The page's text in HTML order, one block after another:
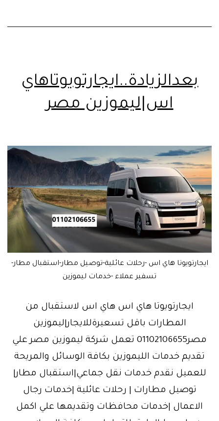
بعدالزيادة..ايجارتويوتاهاي
اس|ليموزين مصر
ايجارتويوتا هاي اس -رحلات عائلية-توصيل مطار-استقبال مطار-
تسفير عملاء -خدمات ليموزين
ايجارتويوتا هاي اس هاي اس لاستقبال من
المطارات باقل تسعيرةللايجار|ليموزين
مصر01102106655 تعمل شركة ليموزين مصر علي
تقديم خدمات الليموزين بكافة الوسائل والمريحة
للعميل نقدم خدمات نقل جماعي|استقبال مطار|
توصيل مطارات | رحلات عائلية |خدمات رجال
الاعمال |خدمات محافظات وتقديمها علي اكمل